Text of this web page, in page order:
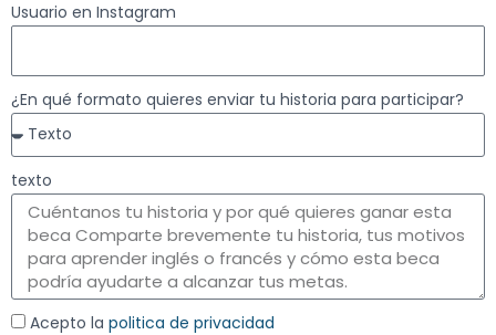
Usuario en Instagram
¿En qué formato quieres enviar tu historia para participar?
texto
Acepto la politica de privacidad